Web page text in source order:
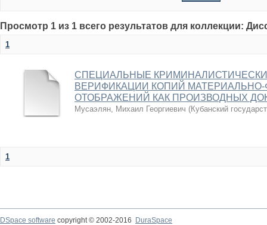
Просмотр 1 из 1 всего результатов для коллекции:
1
СПЕЦИАЛЬНЫЕ
ВЕРИФИКАЦИИ КОПИЙ
ОТОБРАЖЕНИЙ КАК ПРОИЗВОДНЫХ
Мусаэлян, Михаил Георгиевич (Кубанский
1
DSpace software copyright © 2002-2016
DuraSpace